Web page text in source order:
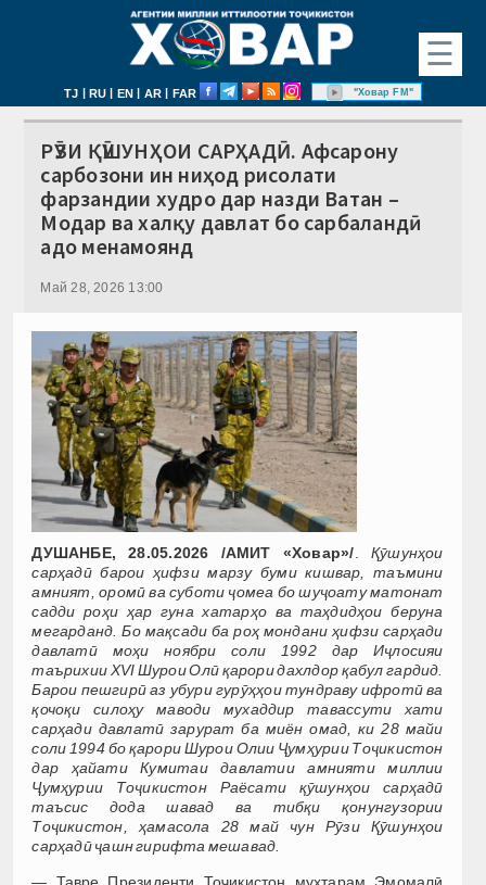
☰
TJ | RU | EN | AR | FAR "Ховар FM"
РӮЗИ ҚӮШУНҲОИ САРҲАДӢ. Афсарону
сарбозони ин ниҳод рисолати
фарзандии худро дар назди Ватан –
Модар ва халқу давлат бо сарбаландӣ
адо менамоянд
Май 28, 2026 13:00
ДУШАНБЕ, 28.05.2026 /АМИТ «Ховар»/. Қӯшунҳои
сарҳадӣ барои ҳифзи марзу буми кишвар, таъмини
амният, оромӣ ва суботи ҷомеа бо шуҷоату матонат
садди роҳи ҳар гуна хатарҳо ва таҳдидҳои беруна
мегарданд. Бо мақсади ба роҳ мондани ҳифзи сарҳади
давлатӣ моҳи ноябри соли 1992 дар Иҷлосияи
таърихии XVI Шурои Олӣ қарори дахлдор қабул гардид.
Барои пешгирӣ аз убури гурӯҳҳои тундраву ифротӣ ва
қочоқи силоҳу маводи мухаддир тавассути хати
сарҳади давлатӣ зарурат ба миён омад, ки 28 майи
соли 1994 бо қарори Шурои Олии Ҷумҳурии Тоҷикистон
дар ҳайати Кумитаи давлатии амнияти миллии
Ҷумҳурии Тоҷикистон Раёсати қӯшунҳои сарҳадӣ
таъсис дода шавад ва тибқи қонунгузории
Тоҷикистон, ҳамасола 28 май чун Рӯзи Қӯшунҳои
сарҳадӣ ҷашн гирифта мешавад.